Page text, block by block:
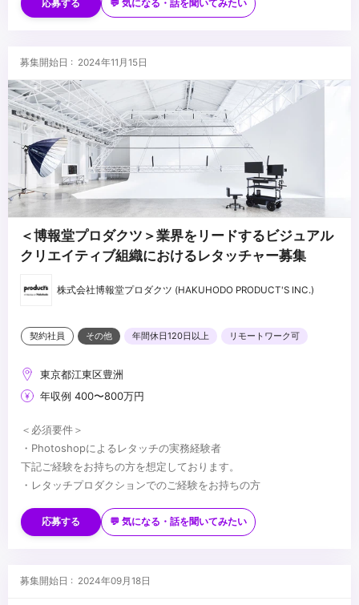
スへの理解
・Webフロントエンドエンジニアとしての経験
・Webサイトの設計スキル（CSS設計やコンポーネント設計）
・iOS/Androidのネイティブアプリ開発
・各種センサやマイコン、Raspberry Piなどを使用した開発
・AR/XR、ライブ配信コンテンツの制作
・Blender/HoudiniなどDCCツールの使用経験
・プロジェクターやカメラ、音響照明等機材の知識及び運用経験
・生成AIを使ったコンテンツの開発経験
・AIコーディングの案件での利用経験
...
応募する 💬 気になる・話を聞いてみたい
募集開始日 : 2024年11月15日
＜博報堂プロダクツ＞業界をリードするビジュアル
クリエイティブ組織におけるレタッチャー募集
株式会社博報堂プロダクツ (HAKUHODO PRODUCT'S INC.)
契約社員 その他 年間休日120日以上 リモートワーク可
東京都江東区豊洲
年収例 400〜800万円
＜必須要件＞
・Photoshopによるレタッチの実務経験者
下記ご経験をお持ちの方を想定しております。
・レタッチプロダクションでのご経験をお持ちの方
・グラフィックデザイナーのご経験をお持ちで、レタッチに関する
専門性を磨いていきたい方
ている方
＜歓迎要件＞
＜求める人物像＞
応募する 💬 気になる・話を聞いてみたい
募集開始日 : 2024年09月18日